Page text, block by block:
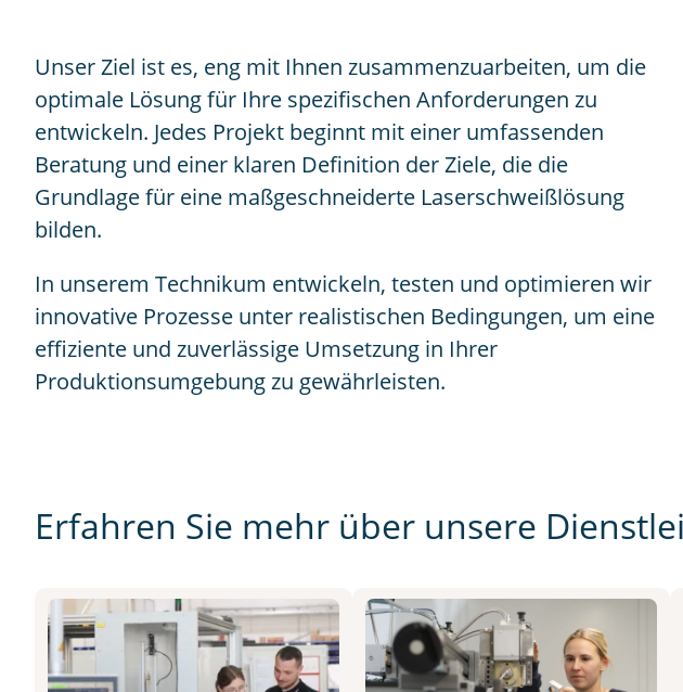
Unser Ziel ist es, eng mit Ihnen zusammenzuarbeiten, um die
optimale Lösung für Ihre spezifischen Anforderungen zu
entwickeln. Jedes Projekt beginnt mit einer umfassenden
Beratung und einer klaren Definition der Ziele, die die
Grundlage für eine maßgeschneiderte Laserschweißlösung
bilden.
In unserem Technikum entwickeln, testen und optimieren wir
innovative Prozesse unter realistischen Bedingungen, um eine
effiziente und zuverlässige Umsetzung in Ihrer
Produktionsumgebung zu gewährleisten.
Erfahren Sie mehr über unsere